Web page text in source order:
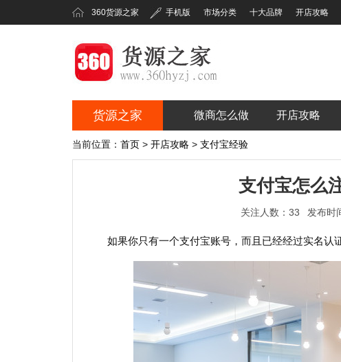
360货源之家 手机版 市场分类 十大品牌 开店攻略
360货源之家
货源之家 微商怎么做 开店攻略
当前位置： 首页> 开店攻略> 支付宝经验
支付宝怎么
关注人数：33 发布时
如果你只有一个支付宝账号，而且已经经过实名认